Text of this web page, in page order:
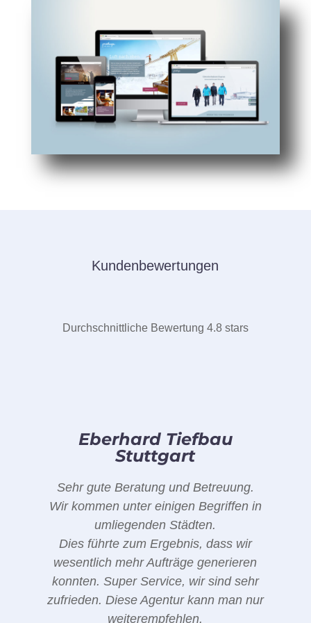
Kundenbewertungen
Durchschnittliche Bewertung 4.8 stars
Eberhard Tiefbau
Stuttgart
Sehr gute Beratung und Betreuung.
Wir kommen unter einigen Begriffen in
umliegenden Städten.
Dies führte zum Ergebnis, dass wir
wesentlich mehr Aufträge generieren
konnten. Super Service, wir sind sehr
zufrieden. Diese Agentur kann man nur
weiterempfehlen.